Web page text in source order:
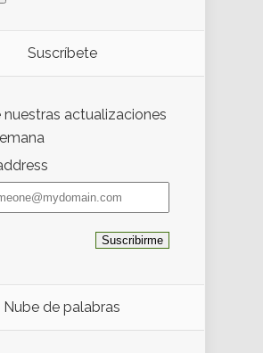
Suscríbete
nuestras actualizaciones
Nube de palabras